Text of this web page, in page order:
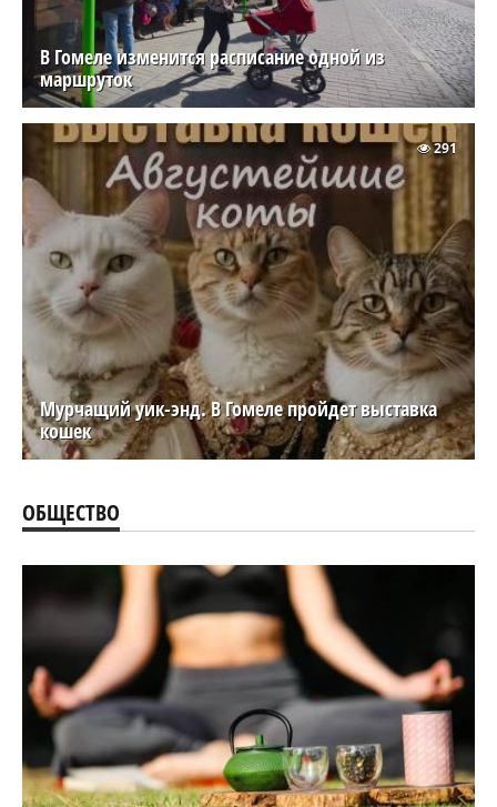
В Гомеле изменится расписание одной из
маршруток
Мурчащий уик-энд. В Гомеле пройдет выставка
кошек
291
ОБЩЕСТВО